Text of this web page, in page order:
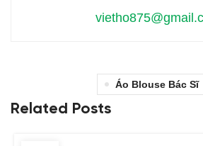
Áo Blouse Bác Sĩ
Related Posts